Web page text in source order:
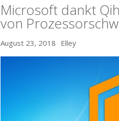
Microsoft dankt
von
August 23, 2018 Elley